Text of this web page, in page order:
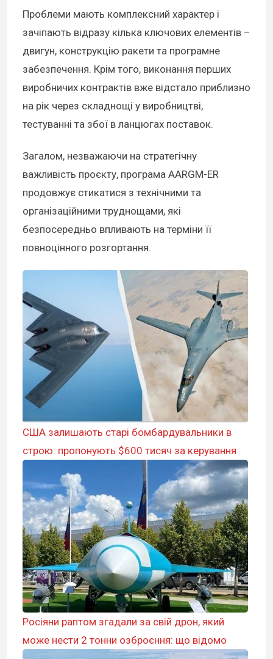
Проблеми мають комплексний характер і
зачіпають відразу кілька ключових елементів –
двигун, конструкцію ракети та програмне
забезпечення. Крім того, виконання перших
виробничих контрактів вже відстало приблизно
на рік через складнощі у виробництві,
тестуванні та збої в ланцюгах поставок.
Загалом, незважаючи на стратегічну
важливість проєкту, програма AARGM-ER
продовжує стикатися з технічними та
організаційними труднощами, які
безпосередньо впливають на терміни її
повноцінного розгортання.
США залишають старі бомбардувальники в
строю: пропонують $600 тисяч за керування
Росіяни раптом згадали за свій дрон, який
може нести 2 тонни озброєння: що відомо